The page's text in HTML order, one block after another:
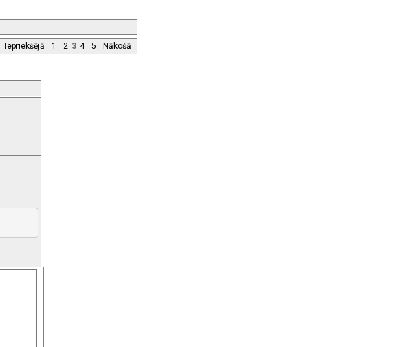
Iepriekšējā 1 2 3 4 5 Nākošā